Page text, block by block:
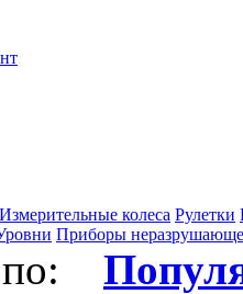
Измерительные колеса Рулетки
Приборы
по: